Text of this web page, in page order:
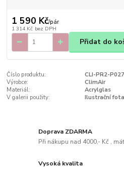
1 590 Kč/pár
1 314 Kč bez DPH
Přidat do
Číslo produktu:
CLI-PR2-
Výrobce:
ClimAir
Materiál:
Acrylglas
V galerii použity:
Ilustrační fota
Doprava ZDARMA
Při nákupu nad 4000,- Kč ,
Vysoká kvalita